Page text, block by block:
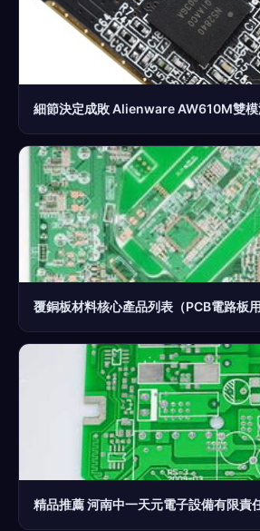
覆銅板材料核心產品列表（PCB電路板用
精品推薦 河南中一天元電子設備有限責